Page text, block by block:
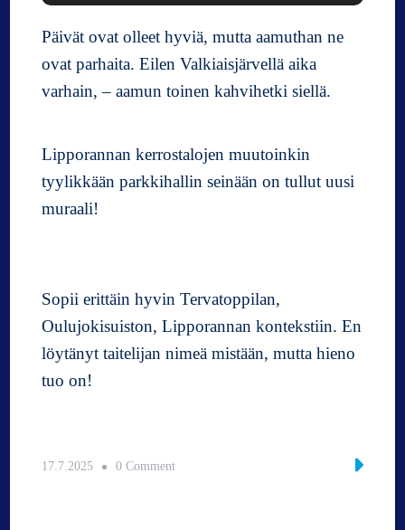
Päivät ovat olleet hyviä, mutta aamuthan ne
ovat parhaita. Eilen Valkiaisjärvellä aika
varhain, – aamun toinen kahvihetki siellä.
Lipporannan kerrostalojen muutoinkin
tyylikkään parkkihallin seinään on tullut uusi
muraali!
Sopii erittäin hyvin Tervatoppilan,
Oulujokisuiston, Lipporannan kontekstiin. En
löytänyt taitelijan nimeä mistään, mutta hieno
tuo on!
17.7.2025 0 Commento